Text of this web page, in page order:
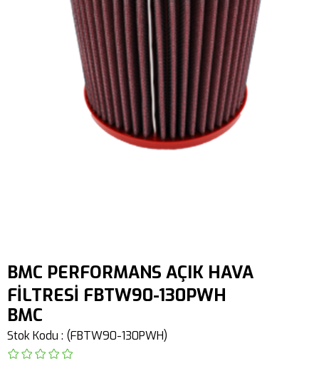
BMC PERFORMANS AÇIK HAVA
FİLTRESİ FBTW90-130PWH
BMC
Stok Kodu (FBTW90-130PWH)